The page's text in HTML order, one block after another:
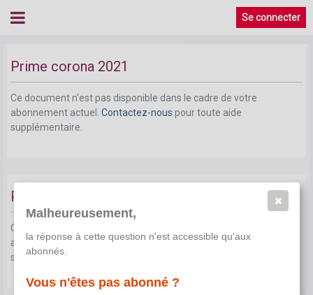
Se connecter
Prime corona 2021
Ce document n'est pas disponible dans le cadre de votre
abonnement actuel. Contactez-nous pour toute aide
supplémentaire.
Prime de pouvoir d'achat
Ce document n'est pas disponible dans le cadre de votre
abonnement actuel.Contactez-nous pour toute aide
supplémentaire.
Malheureusement,
la réponse à cette question n'est accessible qu'aux
abonnés.
Vous n'êtes pas abonné ?